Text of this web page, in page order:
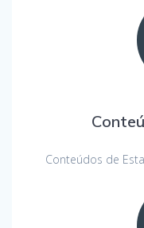
Conteúdos de